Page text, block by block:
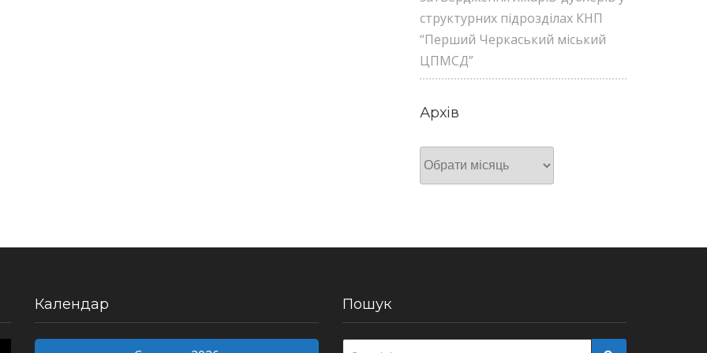
структурних підрозділах КНП
“Перший Черкаський міський
ЦПМСД”
Архів
Архів
Календар Пошук